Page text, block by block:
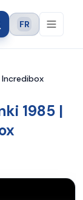
Language
FR
Incredibox
1985 |